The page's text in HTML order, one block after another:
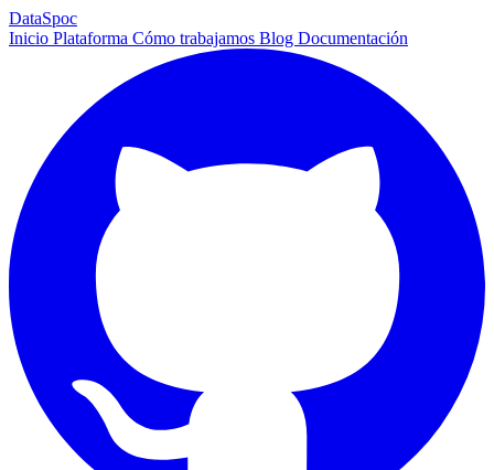
DataSpoc
Inicio Plataforma Cómo trabajamos Blog Documentación